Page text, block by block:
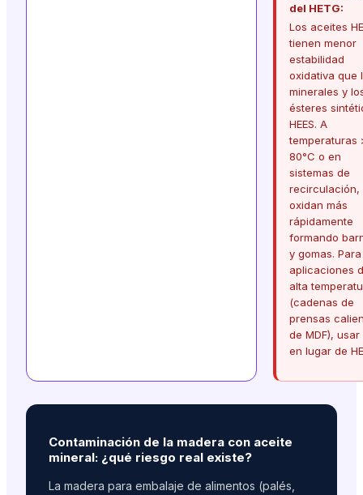
del HETG:
Los aceites
tienen menor
estabilidad
oxidativa que
minerales y
ésteres
HEES. A
temperaturas
80°C o en
sistemas de
recirculación,
oxidan más
rápidamente
formando
y gomas. Para
aplicaciones
alta
(cadenas de
prensas
de MDF), usar
en lugar de
Contaminación de la madera con aceite
mineral: ¿qué riesgo real existe?
La madera para embalaje de alimentos (palés,